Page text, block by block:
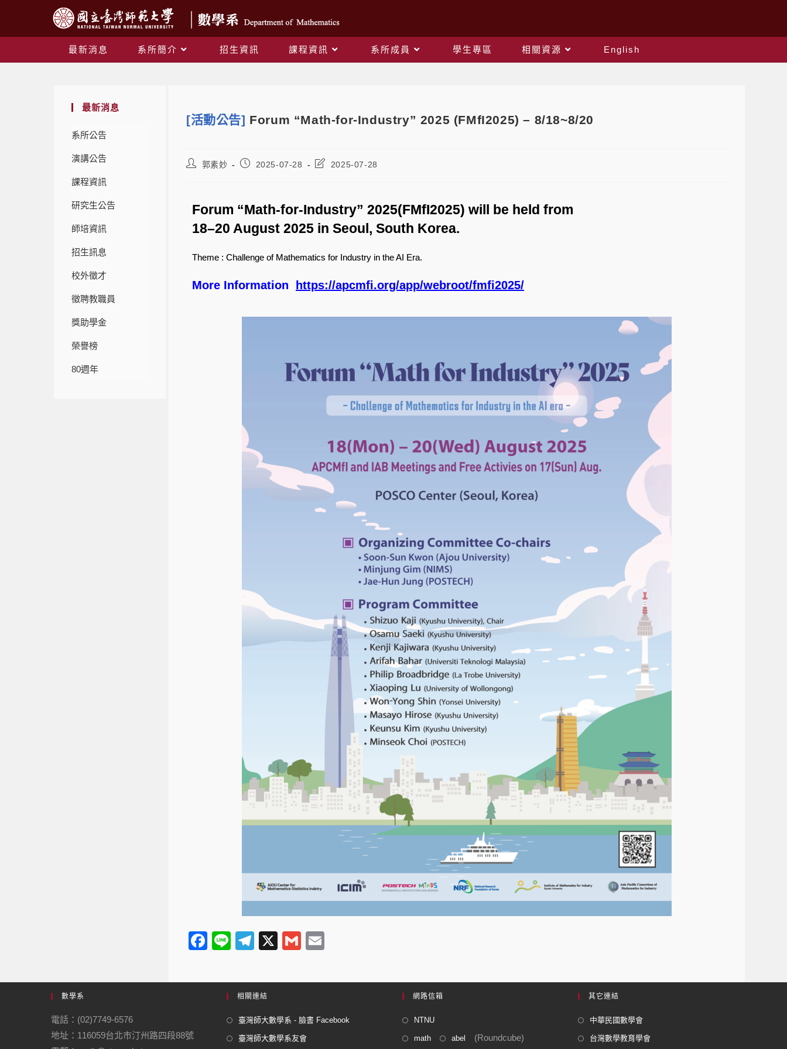
最新消息 系所簡介 招生資訊 課程資訊 系所成員 學生專區 相關資源
English
最新消息
系所公告
演講公告
課程資訊
研究生公告
師培資訊
招生訊息
校外徵才
徵聘教職員
獎助學金
榮譽榜
80週年
[活動公告] Forum “Math-for-Industry” 2025 (FMfI2025) – 8/18~8/20
郭素妙 2025-07-28 2025-07-28
Forum “Math-for-Industry” 2025(FMfI2025) will be held from
18–20 August 2025 in Seoul, South Korea.
Theme : Challenge of Mathematics for Industry in the AI Era.
More Information https://apcmfi.org/app/webroot/fmfi2025/
F
c
Li
e
T
e
gr
a
m
X
G
ail ail
數學系
電話：(02)7749-6576
地址：116059台北市汀州路四段88號
相關連結
臺灣師大數學系 - 臉書 Facebook
臺灣師大數學系友會
網路信箱
NTNU
math abel (Roundcube)
其它連結
中華民國數學會
台灣數學教育學會